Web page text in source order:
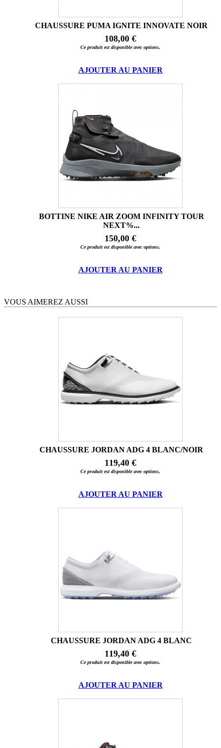
CHAUSSURE PUMA IGNITE INNOVATE NOIR
108,00 €
Ce produit est disponible avec options.
AJOUTER AU PANIER
BOTTINE NIKE AIR ZOOM INFINITY TOUR
NEXT%...
150,00 €
Ce produit est disponible avec options.
AJOUTER AU PANIER
VOUS AIMEREZ AUSSI
CHAUSSURE JORDAN ADG 4 BLANC/NOIR
119,40 €
Ce produit est disponible avec options.
AJOUTER AU PANIER
CHAUSSURE JORDAN ADG 4 BLANC
119,40 €
Ce produit est disponible avec options.
AJOUTER AU PANIER